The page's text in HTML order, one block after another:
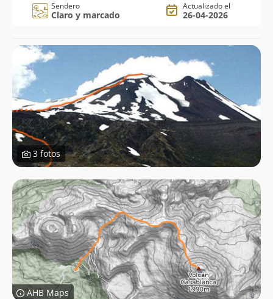
Sendero
Claro y marcado
Actualizado el
26-04-2026
3 fotos
AHB Maps